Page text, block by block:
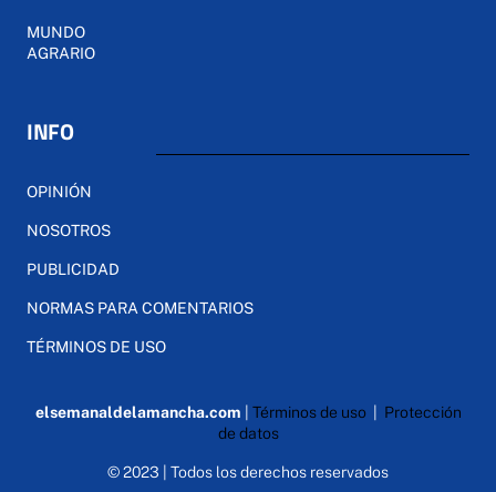
MUNDO
AGRARIO
INFO
OPINIÓN
NOSOTROS
PUBLICIDAD
NORMAS PARA COMENTARIOS
TÉRMINOS DE USO
elsemanaldelamancha.com | Términos de uso| Protección
de datos
© 2023 | Todos los derechos reservados